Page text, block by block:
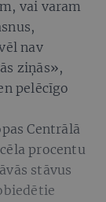
vai varam
nav
ziņās»,
pelēcīgo
Centrālā
procentu
stāvus